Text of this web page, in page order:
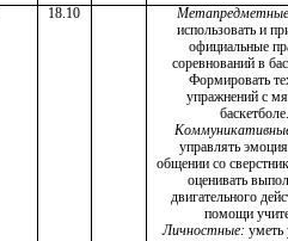
18.10
использовать и
официальные
соревнований в
Формировать
упражнений с
управлять
общении со
оценивать
двигательного
помощи
Личностные: уметь